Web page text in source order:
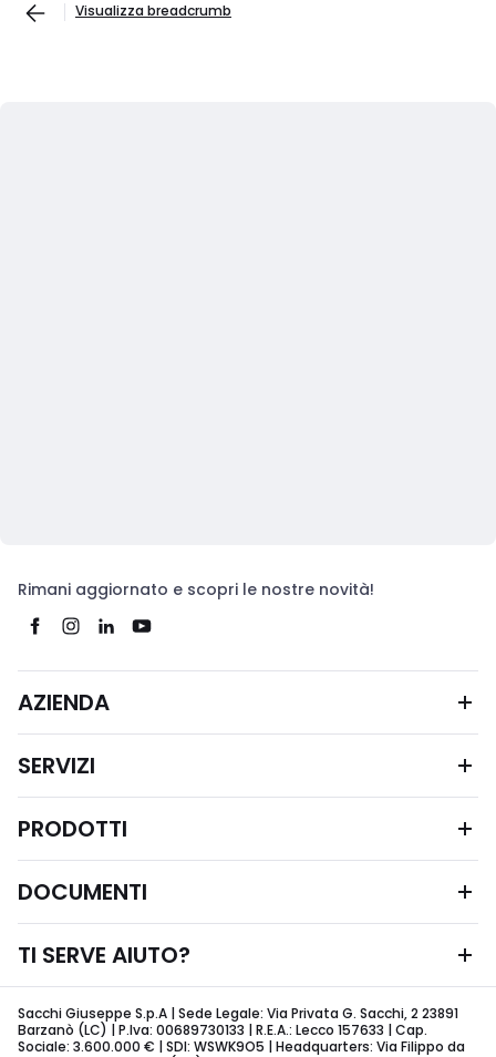
Visualizza breadcrumb
Rimani aggiornato e scopri le nostre novità!
AZIENDA
SERVIZI
PRODOTTI
DOCUMENTI
TI SERVE AIUTO?
Sacchi Giuseppe S.p.A | Sede Legale: Via Privata G. Sacchi, 2 23891
Barzanò (LC) | P.Iva: 00689730133 | R.E.A.: Lecco 157633 | Cap.
Sociale: 3.600.000 € | SDI: WSWK9O5 | Headquarters: Via Filippo da